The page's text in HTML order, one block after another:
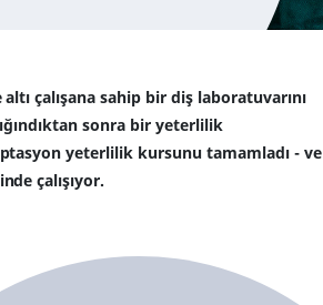
çalışana sahip bir diş laboratuvarını
sonra bir yeterlilik
yeterlilik kursunu tamamladı - ve
çalışıyor.